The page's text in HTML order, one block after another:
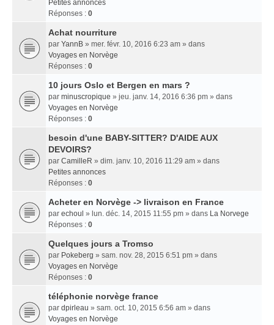
Petites annonces
Réponses : 0
Achat nourriture
par YannB » mer. févr. 10, 2016 6:23 am » dans
Voyages en Norvège
Réponses : 0
10 jours Oslo et Bergen en mars ?
par minuscropique » jeu. janv. 14, 2016 6:36 pm » dans
Voyages en Norvège
Réponses : 0
besoin d'une BABY-SITTER? D'AIDE AUX
DEVOIRS?
par CamilleR » dim. janv. 10, 2016 11:29 am » dans
Petites annonces
Réponses : 0
Acheter en Norvège -> livraison en France
par echoul » lun. déc. 14, 2015 11:55 pm » dans La Norvege
Réponses : 0
Quelques jours a Tromso
par Pokeberg » sam. nov. 28, 2015 6:51 pm » dans
Voyages en Norvège
Réponses : 0
téléphonie norvège france
par dpirleau » sam. oct. 10, 2015 6:56 am » dans
Voyages en Norvège